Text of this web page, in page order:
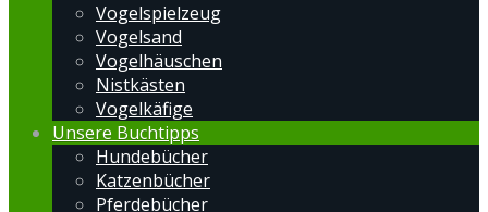
Vogelspielzeug
Vogelsand
Vogelhäuschen
Nistkästen
Vogelkäfige
Unsere Buchtipps
Hundebücher
Katzenbücher
Pferdebücher